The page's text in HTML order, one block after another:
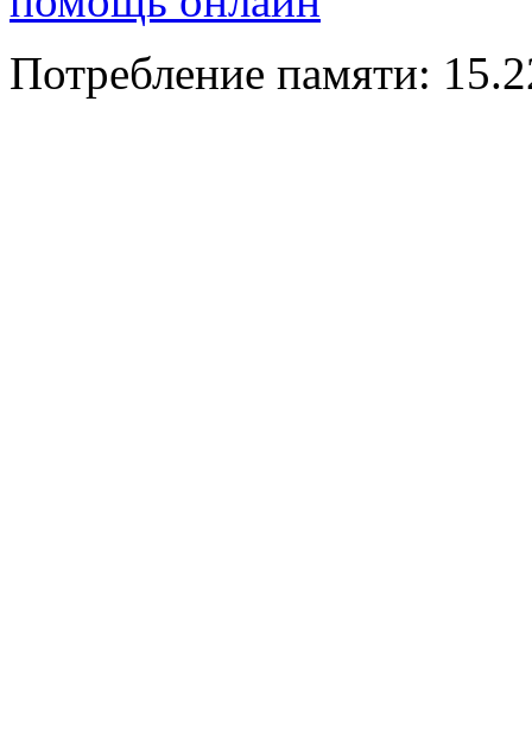
Потребление памяти: